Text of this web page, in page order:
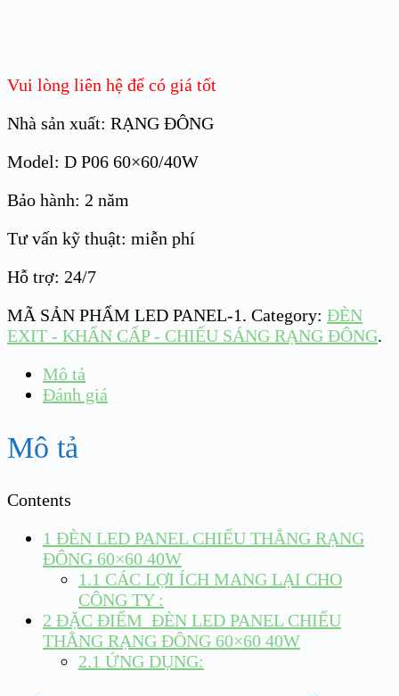
Vui lòng liên hệ để có giá tốt
Nhà sản xuất: RẠNG ĐÔNG
Model: D P06 60×60/40W
Bảo hành: 2 năm
Tư vấn kỹ thuật: miễn phí
Hỗ trợ: 24/7
MÃ SẢN PHẨM LED PANEL-1. Category: ĐÈN
EXIT - KHẨN CẤP - CHIẾU SÁNG RẠNG ĐÔNG.
Mô tả
Đánh giá
Mô tả
Contents
1 ĐÈN LED PANEL CHIẾU THẲNG RẠNG
ĐÔNG 60×60 40W
1.1 CÁC LỢI ÍCH MANG LẠI CHO
CÔNG TY :
2 ĐẶC ĐIỂM ĐÈN LED PANEL CHIẾU
THẲNG RẠNG ĐÔNG 60×60 40W
2.1 ỨNG DỤNG: